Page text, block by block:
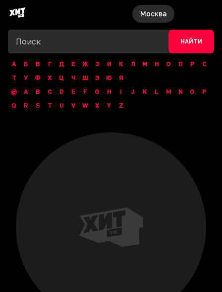
Москва
НАЙТИ
А Б В Г Д Е Ж З И К Л М Н О П Р
С
Т
У Ф Х Ц Ч Ш Э Ю
Я
@
A B C D E F G H I J K L M N O
P
Q
R S T U V W X Y Z